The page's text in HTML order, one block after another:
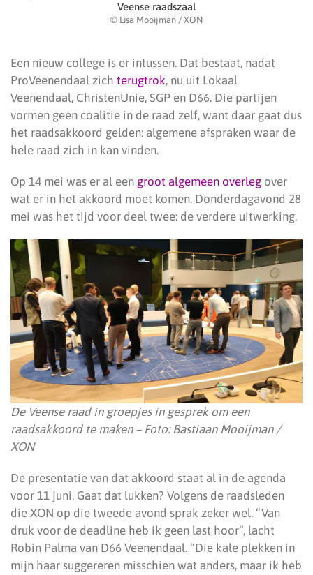
Veense raadszaal
© Lisa Mooijman / XON
Een nieuw college is er intussen. Dat bestaat, nadat
ProVeenendaal zich terugtrok, nu uit Lokaal
Veenendaal, ChristenUnie, SGP en D66. Die partijen
vormen geen coalitie in de raad zelf, want daar gaat dus
het raadsakkoord gelden: algemene afspraken waar de
hele raad zich in kan vinden.
Op 14 mei was er al een groot algemeen overleg over
wat er in het akkoord moet komen. Donderdagavond 28
mei was het tijd voor deel twee: de verdere uitwerking.
De Veense raad in groepjes in gesprek om een
raadsakkoord te maken – Foto: Bastiaan Mooijman /
XON
De presentatie van dat akkoord staat al in de agenda
voor 11 juni. Gaat dat lukken? Volgens de raadsleden
die XON op die tweede avond sprak zeker wel. “Van
druk voor de deadline heb ik geen last hoor”, lacht
Robin Palma van D66 Veenendaal. “Die kale plekken in
mijn haar suggereren misschien wat anders, maar ik heb